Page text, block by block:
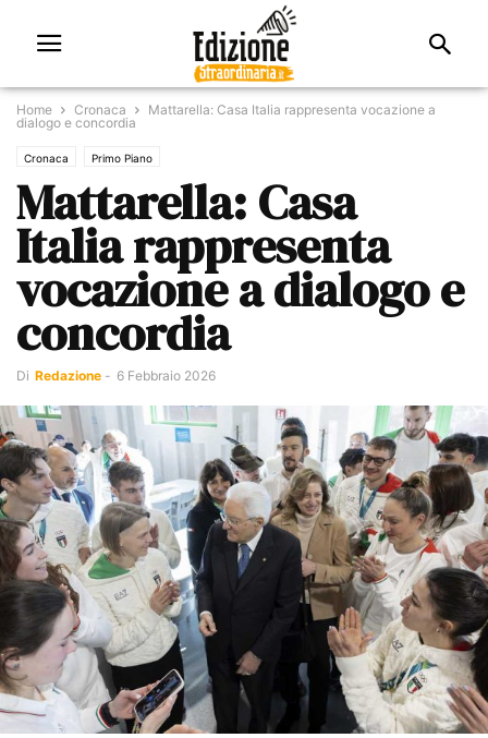
Home Cronaca
Mattarella: Casa Italia rappresenta vocazione a
dialogo e concordia
Cronaca Primo Piano
Mattarella: Casa
Italia rappresenta
vocazione a dialogo e
concordia
Di Redazione - 6 Febbraio 2026